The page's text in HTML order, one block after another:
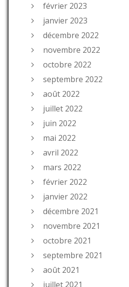
février 2023
janvier 2023
décembre 2022
novembre 2022
octobre 2022
septembre 2022
août 2022
juillet 2022
juin 2022
mai 2022
avril 2022
mars 2022
février 2022
janvier 2022
décembre 2021
novembre 2021
octobre 2021
septembre 2021
août 2021
juillet 2021